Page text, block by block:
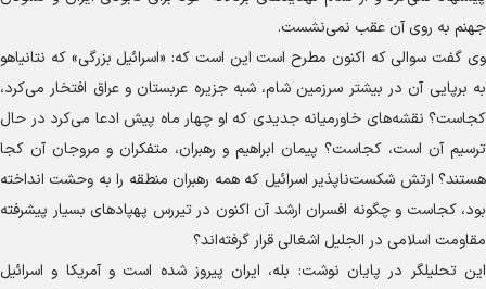
جهنم به روی آن عقب نمی‌نشست.
وی گفت سوالی که اکنون مطرح است این است که: «اسرائیل بزرگی» که نتانیاهو
به برپایی آن در بیشتر سرزمین شام، شبه جزیره عربستان و عراق افتخار می‌کرد،
کجاست؟ نقشه‌های خاورمیانه جدیدی که او چهار ماه پیش ادعا می‌کرد در حال
ترسیم آن است، کجاست؟ پیمان ابراهیم و رهبران، متفکران و مروجان آن کجا
هستند؟ ارتش شکست‌ناپذیر اسرائیل که همه رهبران منطقه را به وحشت انداخته
بود، کجاست و چگونه افسران ارشد آن اکنون در تیررس پهپاد‌های بسیار پیشرفته
مقاومت اسلامی در الجلیل اشغالی قرار گرفته‌اند؟
این تحلیلگر در پایان نوشت: بله، ایران پیروز شده است و آمریکا و اسرائیل